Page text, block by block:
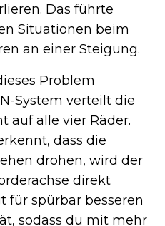
Das führte
Situationen beim
an einer Steigung.
Problem
System verteilt die
auf alle vier Räder.
dass die
drohen, wird der
direkt
für spürbar besseren
sodass du mit mehr